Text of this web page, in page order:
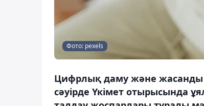
Фото: pexels
Цифрлық даму және жасанды
сәуірде Үкімет отырысында